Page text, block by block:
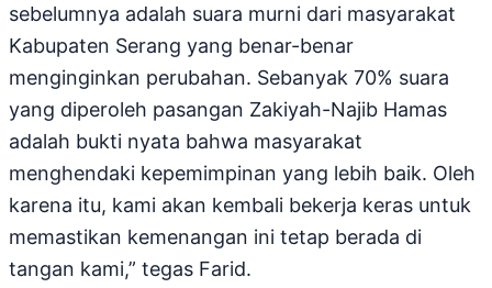
sebelumnya adalah suara murni dari masyarakat
Kabupaten Serang yang benar-benar
menginginkan perubahan. Sebanyak 70% suara
yang diperoleh pasangan Zakiyah-Najib Hamas
adalah bukti nyata bahwa masyarakat
menghendaki kepemimpinan yang lebih baik. Oleh
karena itu, kami akan kembali bekerja keras untuk
memastikan kemenangan ini tetap berada di
tangan kami,” tegas Farid.